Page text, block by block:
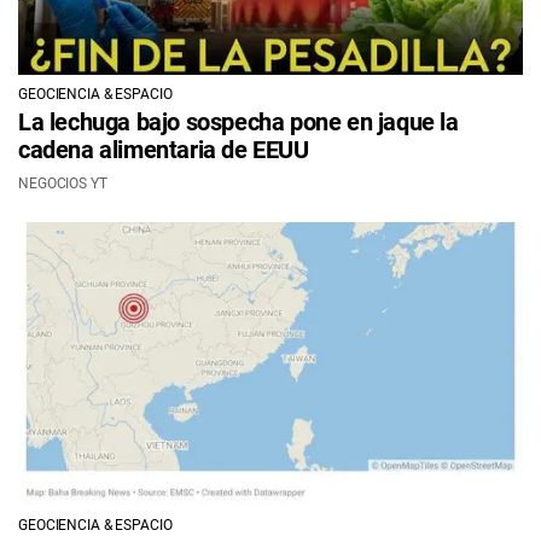
GEOCIENCIA & ESPACIO
La lechuga bajo sospecha pone en jaque la
cadena alimentaria de EEUU
NEGOCIOS YT
GEOCIENCIA & ESPACIO